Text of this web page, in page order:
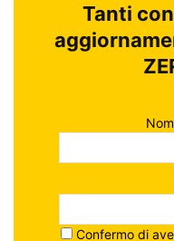
Tanti
Confermo di